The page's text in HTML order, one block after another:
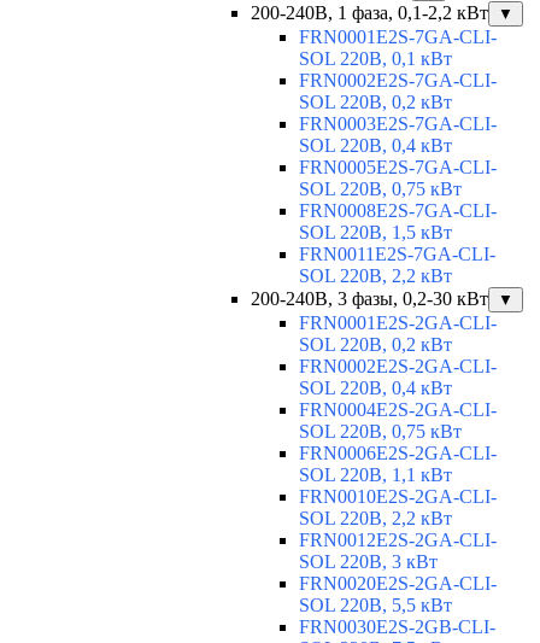
200-240В, 1 фаза, 0,1-2,2 кВт ▼
FRN0001E2S-7GA-CLI-
SOL 220В, 0,1 кВт
FRN0002E2S-7GA-CLI-
SOL 220В, 0,2 кВт
FRN0003E2S-7GA-CLI-
SOL 220В, 0,4 кВт
FRN0005E2S-7GA-CLI-
SOL 220В, 0,75 кВт
FRN0008E2S-7GA-CLI-
SOL 220В, 1,5 кВт
FRN0011E2S-7GA-CLI-
SOL 220В, 2,2 кВт
200-240В, 3 фазы, 0,2-30 кВт
▼
FRN0001E2S-2GA-CLI-
SOL 220В, 0,2 кВт
FRN0002E2S-2GA-CLI-
SOL 220В, 0,4 кВт
FRN0004E2S-2GA-CLI-
SOL 220В, 0,75 кВт
FRN0006E2S-2GA-CLI-
SOL 220В, 1,1 кВт
FRN0010E2S-2GA-CLI-
SOL 220В, 2,2 кВт
FRN0012E2S-2GA-CLI-
SOL 220В, 3 кВт
FRN0020E2S-2GA-CLI-
SOL 220В, 5,5 кВт
FRN0030E2S-2GB-CLI-